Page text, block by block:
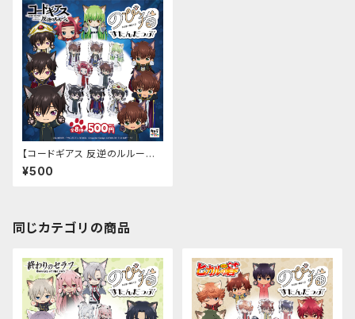
【コードギアス 反逆のルルーシ
ュ】のび猫すたんだっぷ
¥500
同じカテゴリの商品